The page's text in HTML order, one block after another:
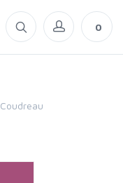
0
Coudreau